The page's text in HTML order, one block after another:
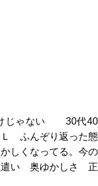
けじゃない 30代40
ふんぞり返った態
しくなってる。今の
い 奥ゆかしさ 正